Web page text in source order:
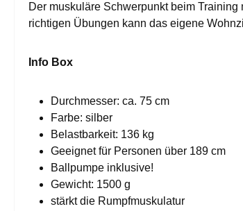
Der muskuläre Schwerpunkt beim
richtigen Übungen kann das eigene
Info Box
Durchmesser: ca. 75 cm
Farbe: silber
Belastbarkeit: 136 kg
Geeignet für Personen über 189 cm
Ballpumpe inklusive!
Gewicht: 1500 g
stärkt die Rumpfmuskulatur